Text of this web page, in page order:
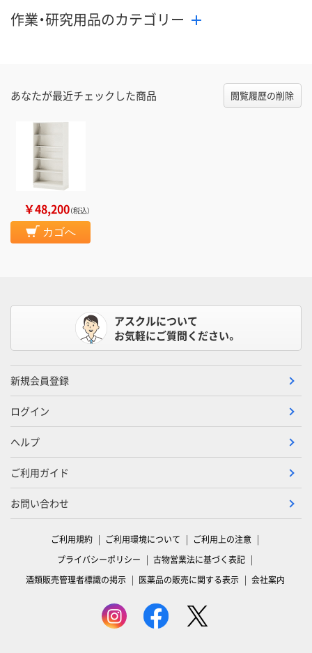
作業・研究用品のカテゴリー
あなたが最近チェックした商品 閲覧履歴の削除
￥48,200（税込）
カゴへ
アスクルについて
お気軽にご質問ください。
新規会員登録
ログイン
ヘルプ
ご利用ガイド
お問い合わせ
ご利用規約 ご利用環境について
ご利用上の注意
プライバシーポリシー
古物営業法に基づく表記
酒類販売管理者標識の掲示
医薬品の販売に関する表示 会社案内